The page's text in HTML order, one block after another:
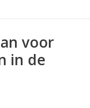
voor
in de